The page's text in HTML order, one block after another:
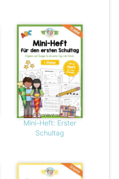
Mini-Heft: Erster
Schultag